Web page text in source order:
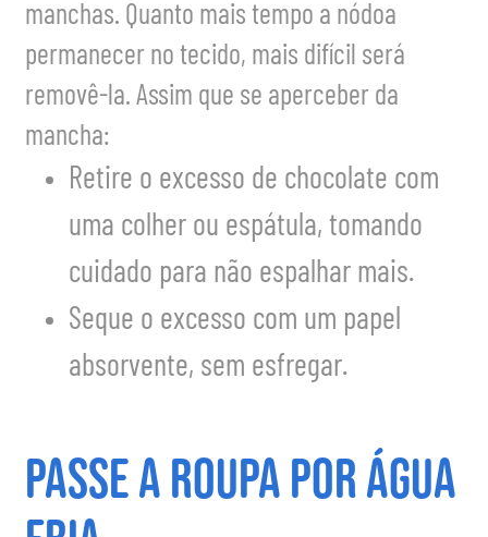
manchas. Quanto mais tempo a nódoa
permanecer no tecido, mais difícil será
removê-la. Assim que se aperceber da
mancha:
Retire o excesso de chocolate com
uma colher ou espátula, tomando
cuidado para não espalhar mais.
Seque o excesso com um papel
absorvente, sem esfregar.
Passe a Roupa por Água